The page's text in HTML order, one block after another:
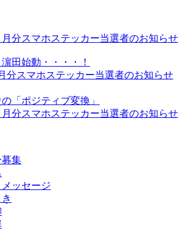
月分スマホステッカー当選者のお知らせ
田始動・・・・！
分スマホステッカー当選者のお知らせ
「ポジティブ変換」
月分スマホステッカー当選者のお知らせ
募集
ッセージ